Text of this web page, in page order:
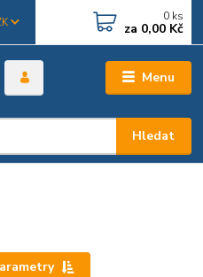
Menu
Hledat
0 ks
za 0,00 Kč